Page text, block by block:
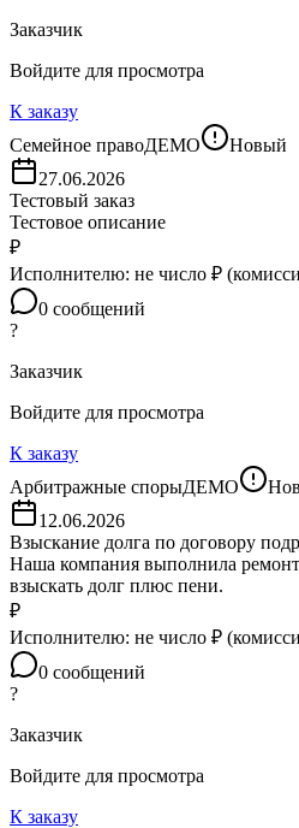
Заказчик
Войдите для просмотра
К заказу
Семейное правоДЕМО
Новый
27.06.2026
Тестовый заказ
Тестовое описание
₽
Исполнителю: не число ₽
0 сообщений
?
Заказчик
Войдите для просмотра
К заказу
Арбитражные спорыДЕМО
12.06.2026
Взыскание долга по договору
Наша компания выполнила
взыскать долг плюс пени.
₽
Исполнителю: не число ₽
0 сообщений
?
Заказчик
Войдите для просмотра
К заказу